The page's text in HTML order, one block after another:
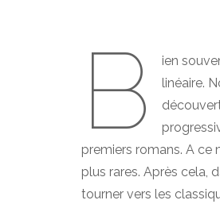
B
ien
linéaire.
premiers romans. A ce
plus rares. Après cela,
tourner vers les